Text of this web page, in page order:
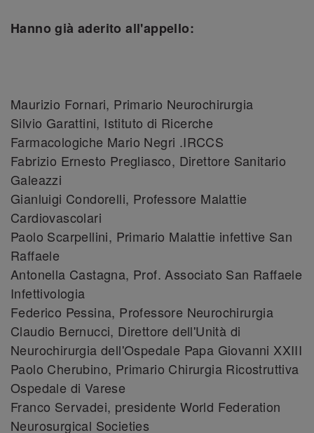
Hanno già aderito all'appello:
Maurizio Fornari, Primario Neurochirurgia
Silvio Garattini, Istituto di Ricerche
Farmacologiche Mario Negri .IRCCS
Fabrizio Ernesto Pregliasco, Direttore Sanitario
Galeazzi
Gianluigi Condorelli, Professore Malattie
Cardiovascolari
Paolo Scarpellini, Primario Malattie infettive San
Raffaele
Antonella Castagna, Prof. Associato San Raffaele
Infettivologia
Federico Pessina, Professore Neurochirurgia
Claudio Bernucci, Direttore dell'Unità di
Neurochirurgia dell'Ospedale Papa Giovanni XXIII
Paolo Cherubino, Primario Chirurgia Ricostruttiva
Ospedale di Varese
Franco Servadei, presidente World Federation
Neurosurgical Societies